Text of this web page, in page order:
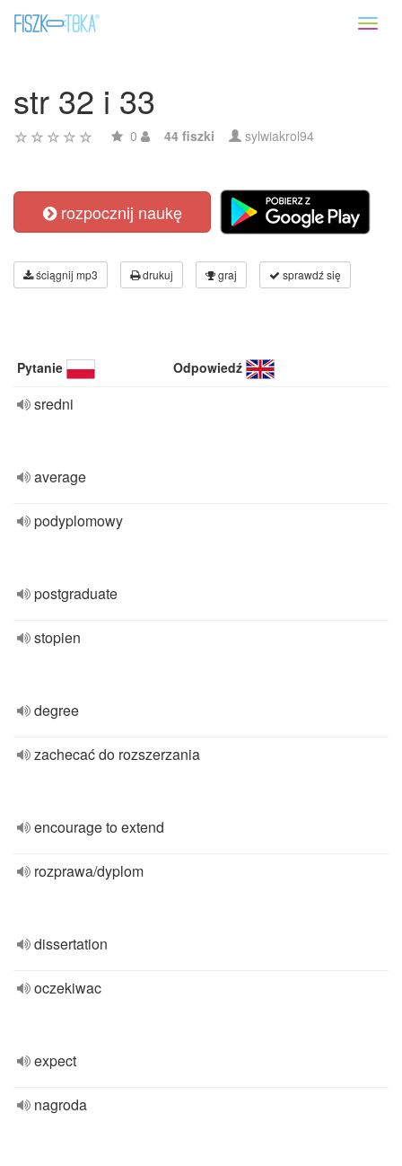
str 32 i 33
0 44 fiszki sylwiakrol94
rozpocznij naukę
ściągnij mp3 drukuj graj sprawdź się
Pytanie Odpowiedź
sredni
average
podyplomowy
postgraduate
stopien
degree
zachecać do rozszerzania
encourage to extend
rozprawa/dyplom
dissertation
oczekiwac
expect
nagroda